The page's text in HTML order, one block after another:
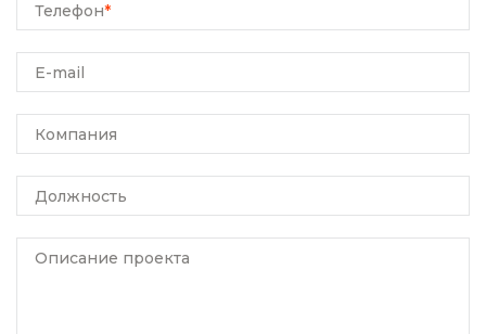
Телефон*
E-mail
Компания
Должность
Описание проекта